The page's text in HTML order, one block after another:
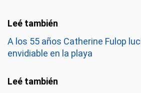
A los 55 años Catherine Fulop
envidiable en la playa